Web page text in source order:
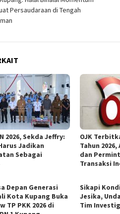
Persaudaraan di Tengah
2026, Sekda Jeffry:
Jadikan
Sebagai
OJK
Tahun
dan
Transaksi
Depan Generasi
Kota Kupang Buka
TP PKK 2026 di
Sikapi
Jesika,
Tim